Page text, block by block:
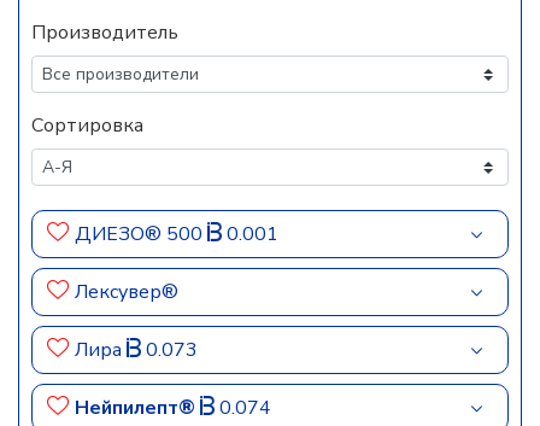
Производитель
Сортировка
ДИЕЗО® 500 0.001
Лексувер®
Лира 0.073
Нейпилепт® 0.074